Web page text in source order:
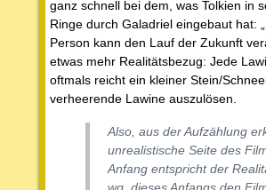
ganz schnell bei dem, was Tolkien in
Ringe durch Galadriel eingebaut hat:
Person kann den Lauf der Zukunft
etwas mehr Realitätsbezug: Jede
oftmals reicht ein kleiner Stein/
verheerende Lawine auszulösen.
Also, aus der Aufzählung
unrealistische Seite des
Anfang entspricht der